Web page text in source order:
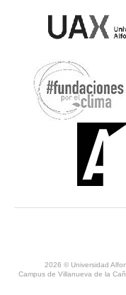
2026 © Universidad
Campus de Villanueva de la